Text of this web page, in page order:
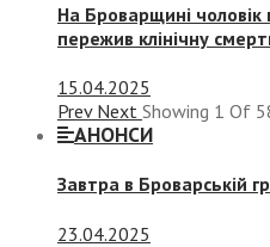
На Броварщині чоловік
пережив клінічну
15.04.2025
Prev Next Showing 1 Of
АНОНСИ
Завтра в Броварській
23.04.2025